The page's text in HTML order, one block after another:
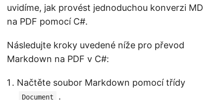
uvidíme, jak provést jednoduchou konverzi MD
na PDF pomocí C#.
Následujte kroky uvedené níže pro převod
Markdown na PDF v C#:
Načtěte soubor Markdown pomocí třídy
Document .